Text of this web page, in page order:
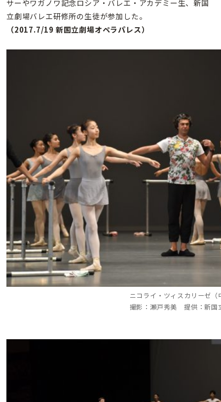
サーやワガノワ記念ロシア・バレエ・アカデミー生、新国
立劇場バレエ研修所の生徒が参加した。
（2017.7/19 新国立劇場オペラパレス）
ニコライ・ツィスカリーゼ（
撮影：瀬戸秀美 提供：新国